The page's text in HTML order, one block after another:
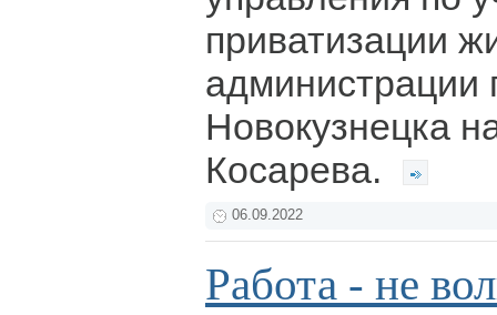
приватизации
администрации
Новокузнецка
Косарева.
06.09.2022
Работа - не